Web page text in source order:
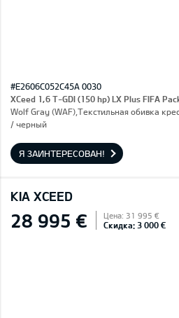
#E2606C052C45A 0030
XCeed 1,6 T-GDI (150 hp) LX Plus FIFA
Wolf Gray (WAF),Текстильная обивка
/ черный
Я ЗАИНТЕРЕСОВАН!
KIA XCEED
28 995 € Цена: 31 995 €
Скидка: 3 000 €